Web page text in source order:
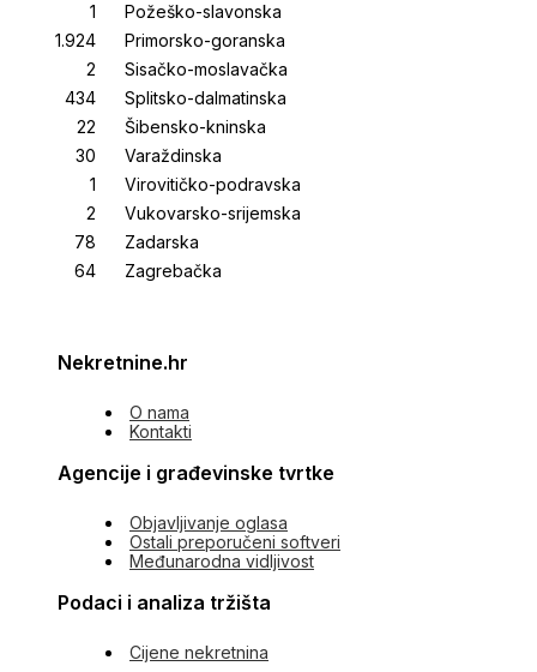
Požeško-slavonska
Primorsko-goranska
Sisačko-moslavačka
Splitsko-dalmatinska
Šibensko-kninska
Varaždinska
Virovitičko-podravska
Vukovarsko-srijemska
Zadarska
Zagrebačka
Nekretnine.hr
O nama
Kontakti
Agencije i građevinske tvrtke
Objavljivanje oglasa
Ostali preporučeni softveri
Međunarodna vidljivost
Podaci i analiza tržišta
Cijene nekretnina